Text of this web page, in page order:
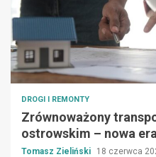
DROGI I REMONTY
Zrównoważony
ostrowskim – nowa
Tomasz Zieliński 18 czerwca